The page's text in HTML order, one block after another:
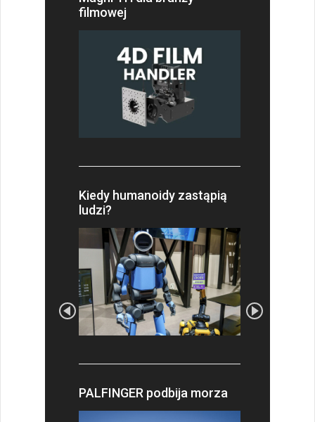
filmowej
Kiedy humanoidy zastąpią
ludzi?
PALFINGER podbija morza